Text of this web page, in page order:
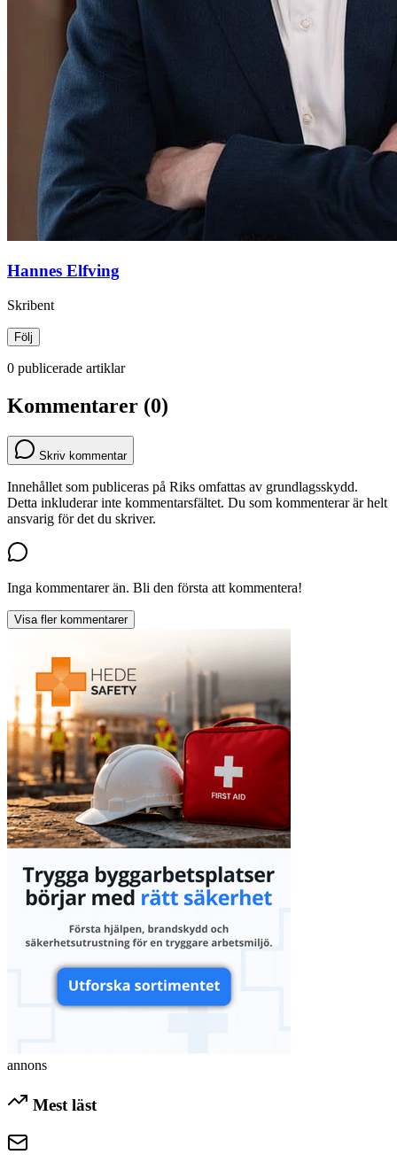
Hannes Elfving
Skribent
Följ
0 publicerade artiklar
Kommentarer (0)
Skriv kommentar
Innehållet som publiceras på Riks omfattas av grundlagsskydd.
Detta inkluderar inte kommentarsfältet. Du som kommenterar är helt
ansvarig för det du skriver.
Inga kommentarer än. Bli den första att kommentera!
Visa fler kommentarer
annons
Mest läst